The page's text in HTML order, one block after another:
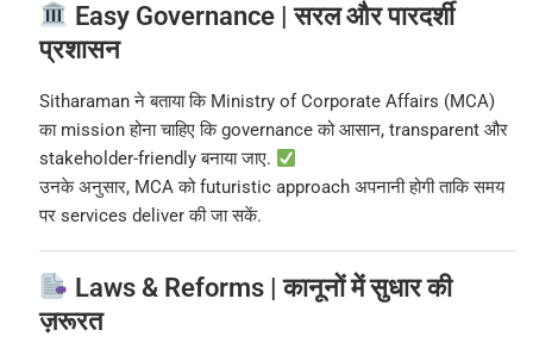
Easy Governance | सरल और पारदर्शी
प्रशासन
Sitharaman ने बताया कि Ministry of Corporate Affairs (MCA)
का mission होना चाहिए कि governance को आसान, transparent और
stakeholder-friendly बनाया जाए.
उनके अनुसार, MCA को futuristic approach अपनानी होगी ताकि समय
पर services deliver की जा सकें.
Laws & Reforms | कानूनों में सुधार की
ज़रूरत